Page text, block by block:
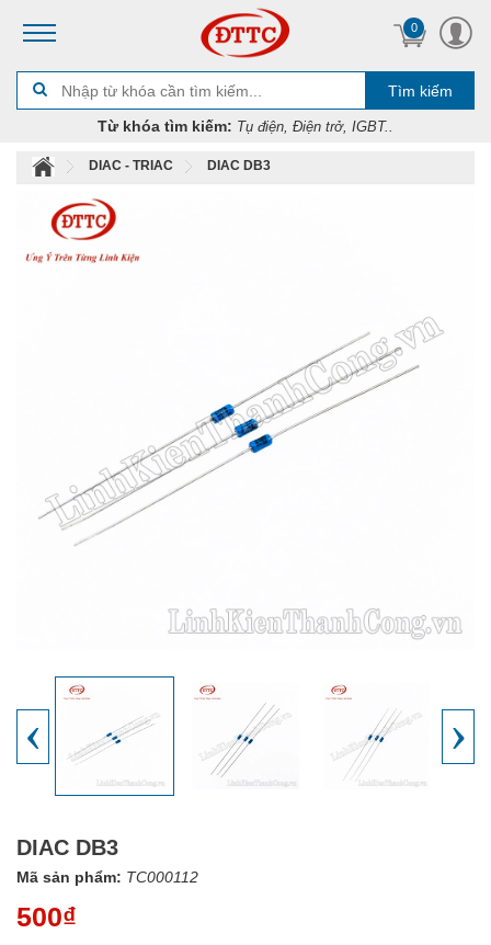
0
Tìm kiếm
Từ khóa tìm kiếm: Tụ điện, Điện trở, IGBT..
DIAC - TRIAC DIAC DB3
‹ ›
DIAC DB3
Mã sản phẩm: TC000112
500₫